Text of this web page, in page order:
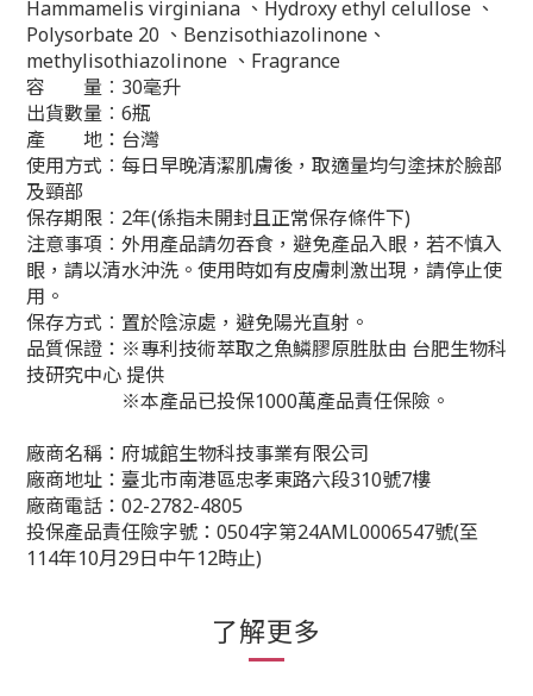
Hammamelis virginiana 、Hydroxy ethyl celullose 、
Polysorbate 20 、Benzisothiazolinone、
methylisothiazolinone 、Fragrance
容 量︰30毫升
出貨數量︰6瓶
產 地：台灣
使用方式︰每日早晚清潔肌膚後，取適量均勻塗抹於臉部
及頸部
保存期限︰2年(係指未開封且正常保存條件下)
注意事項︰外用產品請勿吞食，避免產品入眼，若不慎入
眼，請以清水沖洗。使用時如有皮膚刺激出現，請停止使
用。
保存方式︰置於陰涼處，避免陽光直射。
品質保證：※專利技術萃取之魚鱗膠原胜肽由 台肥生物科
技研究中心 提供
※本產品已投保1000萬產品責任保險。
廠商名稱：府城館生物科技事業有限公司
廠商地址：臺北市南港區忠孝東路六段310號7樓
廠商電話：02-2782-4805
投保產品責任險字號：0504字第24AML0006547號(至
114年10月29日中午12時止)
了解更多